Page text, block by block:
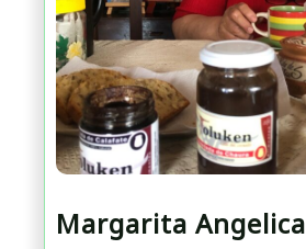
Margarita Angelica